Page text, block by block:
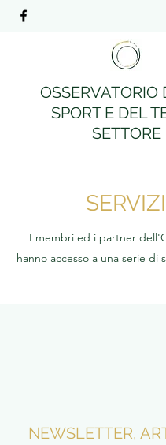
OSSERVATORIO
SPORT E DEL
SETTORE
SERVIZI
I membri ed i partner
hanno accesso a una serie di
NEWSLETTER,